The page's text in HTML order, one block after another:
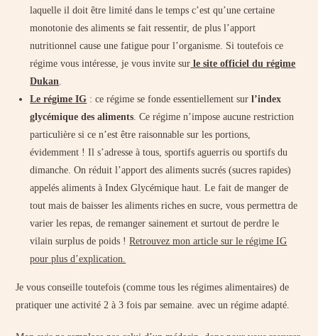
laquelle il doit être limité dans le temps c’est qu’une certaine
monotonie des aliments se fait ressentir, de plus l’apport
nutritionnel cause une fatigue pour l’organisme. Si toutefois ce
régime vous intéresse, je vous invite sur le site officiel du régime
Dukan.
Le régime IG : ce régime se fonde essentiellement surl’index
glycémique des aliments. Ce régime n’impose aucune restriction
particulière si ce n’est être raisonnable sur les portions,
évidemment ! Il s’adresse à tous, sportifs aguerris ou sportifs du
dimanche. On réduit l’apport des aliments sucrés (sucres rapides)
appelés aliments à Index Glycémique haut. Le fait de manger de
tout mais de baisser les aliments riches en sucre, vous permettra de
varier les repas, de remanger sainement et surtout de perdre le
vilain surplus de poids !Retrouvez mon article sur le régime IG
pour plus d’explication.
Je vous conseille toutefois (comme tous les régimes alimentaires) de
pratiquer une activité 2 à 3 fois par semaine. avec un régime adapté.